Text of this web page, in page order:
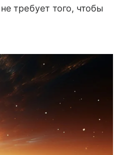
требует того, чтобы